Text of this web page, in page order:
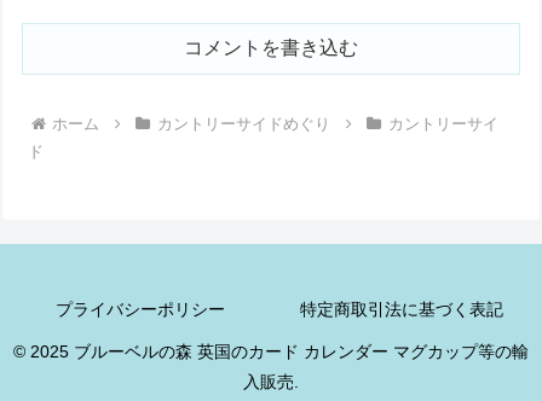
コメントを書き込む
ホーム カントリーサイドめぐり
カントリーサイ
ド
プライバシーポリシー 特定商取引法に基づく表記
© 2025 ブルーベルの森 英国のカード カレンダー マグカップ等の輸
入販売.